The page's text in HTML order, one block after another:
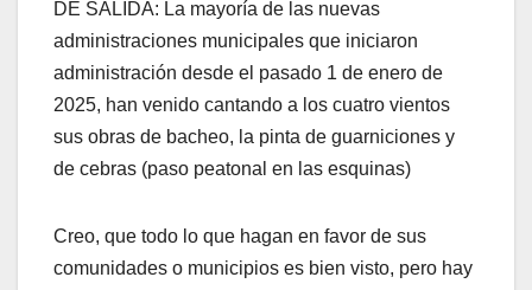
DE SALIDA: La mayoría de las nuevas
administraciones municipales que iniciaron
administración desde el pasado 1 de enero de
2025, han venido cantando a los cuatro vientos
sus obras de bacheo, la pinta de guarniciones y
de cebras (paso peatonal en las esquinas)
Creo, que todo lo que hagan en favor de sus
comunidades o municipios es bien visto, pero hay